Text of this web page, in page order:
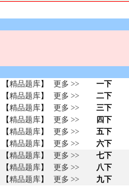
【精品题库】
【精品题库】
【精品题库】
【精品题库】
【精品题库】
【精品题库】
更多 >>
更多 >>
更多 >>
更多 >>
更多 >>
更多 >>
一下
二下
三下
四下
五下
六下
【精品题库】
【精品题库】
【精品题库】
更多 >>
更多 >>
更多 >>
七下
八下
九下